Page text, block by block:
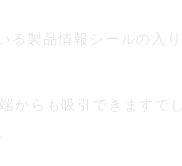
製品情報シールの入り
らも吸引できますで